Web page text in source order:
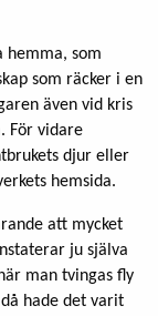
hemma, som
som räcker i en
även vid kris
För vidare
djur eller
hemsida.
att mycket
ju själva
man tvingas fly
hade det varit